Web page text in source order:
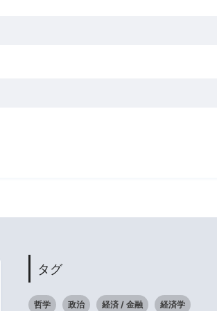
タグ
哲学 政治 経済 / 金融 経済学